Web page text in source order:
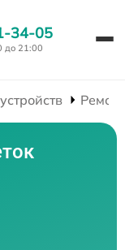
34-05
до 21:00